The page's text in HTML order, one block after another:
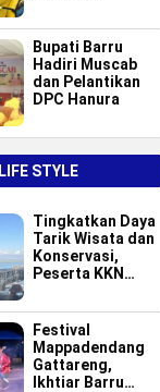
Bupati Barru
Hadiri Muscab
dan Pelantikan
DPC Hanura
LIFE STYLE
Tingkatkan Daya
Tarik Wisata dan
Konservasi,
Peserta KKN
Persembahkan
Spot Foto
Instagramable di
Pulau Pannikiang
Festival
Mappadendang
Gattareng,
Ikhtiar Barru